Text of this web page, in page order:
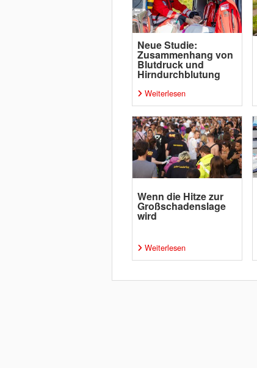
Neue Studie:
Zusammenhang von
Blutdruck und
Hirndurchblutung
Weiterlesen
Wenn die Hitze zur
Großschadenslage
wird
Weiterlesen